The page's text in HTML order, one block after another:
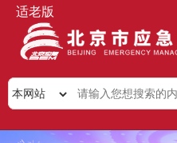
适老版